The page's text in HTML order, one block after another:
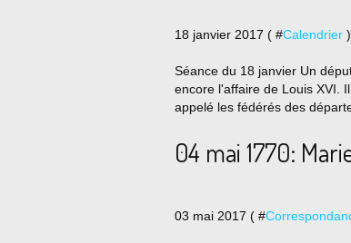
18 janvier 2017 ( #Calendrier )
Séance du 18 janvier Un
encore l'affaire de Louis XVI.
appelé les fédérés des
04 mai 1770:
03 mai 2017 ( #